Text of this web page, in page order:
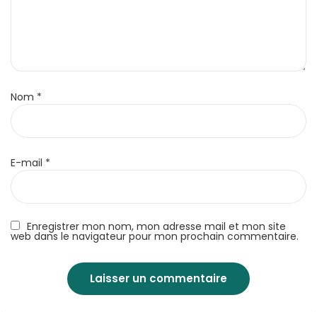
Enregistrer mon nom, mon adresse mail et mon site
web dans le navigateur pour mon prochain commentaire.
Nom *
E-mail *